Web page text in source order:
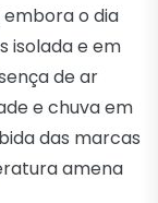
embora o dia
isolada e em
de ar
e chuva em
das marcas
amena